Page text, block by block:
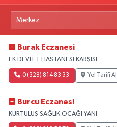
Burak Eczanesi
EK DEVLET HASTANESİ KARŞISI
0 (328) 814 83 33 Yol Tarifi Al
Burcu Eczanesi
KURTULUŞ SAĞLIK OCAĞI YANI